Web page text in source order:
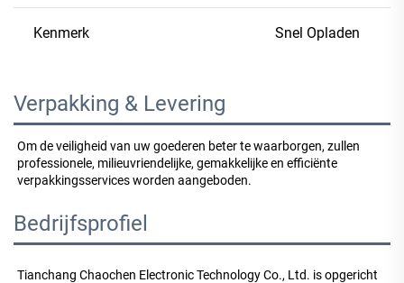
Kenmerk Snel Opladen
Verpakking & Levering
Om de veiligheid van uw goederen beter te waarborgen, zullen
professionele, milieuvriendelijke, gemakkelijke en efficiënte
verpakkingsservices worden aangeboden.
Bedrijfsprofiel
Tianchang Chaochen Electronic Technology Co., Ltd. is opgericht